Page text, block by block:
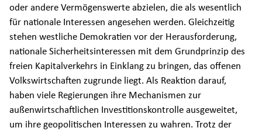
oder andere Vermögenswerte abzielen, die als wesentlich
für nationale Interessen angesehen werden. Gleichzeitig
stehen westliche Demokratien vor der Herausforderung,
nationale Sicherheitsinteressen mit dem Grundprinzip des
freien Kapitalverkehrs in Einklang zu bringen, das offenen
Volkswirtschaften zugrunde liegt. Als Reaktion darauf,
haben viele Regierungen ihre Mechanismen zur
außenwirtschaftlichen Investitionskontrolle ausgeweitet,
um ihre geopolitischen Interessen zu wahren. Trotz der